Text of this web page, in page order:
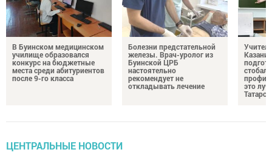
В Буинском медицинском
училище образовался
конкурс на бюджетные
места среди абитуриентов
после 9-го класса
Болезни предстательной
железы. Врач-уролог из
Буинской ЦРБ
настоятельно
рекомендует не
откладывать лечение
Казани
это
ЦЕНТРАЛЬНЫЕ НОВОСТИ